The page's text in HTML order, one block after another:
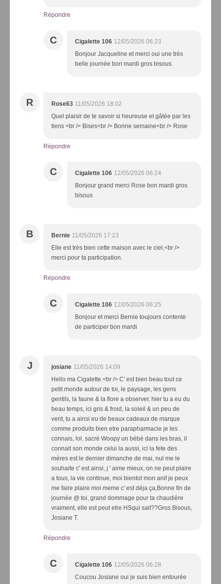
Répondre
C Cigalette 106 12/05/2026 06:23
Bonjour Jacqueline et merci oui une très
belle journée bon mardi gros bisous
R Rose63 11/05/2026 18:02
Quel plaisir de te savoir si heureuse et gâtée par les
tiens <br /> Bises<br /> Bonne semaine<br /> Rose
Répondre
C Cigalette 106 12/05/2026 06:24
Bonjour grand merci Rose bon mardi gros
bisous
B Bernie 11/05/2026 17:23
Elle est très bien cette maison avec le ciel,<br />
merci pour ta participation.
Répondre
C Cigalette 106 12/05/2026 06:25
Bonjour et merci Bernie toujours contente
de participer bon mardi
J josiane 11/05/2026 14:09
Hello ma Cigalette.<br /> C' est bien beau tout ce
petit monde autour de toi, le paysage, les gens
gentils, la faune & la flore a observer, hier tu a eu du
beau temps, ici gris & froid, la soleil & un peu de
vent, tu a ainsi eu de beaux cadeaux de marque
comme produits bien etre parapharmacie je les
connais, lol. sacré Woopy un bébé dans les bras, il
connait son monde celui la aussi, ici la fete des
mères est le dernier dimanche de mai, nul me le
souhaite c' est ainsi, j ' aime mieux, on ne peut plaire
a tous, la vie continue, moi bientot mon anif je peux
me faire plaire moi meme c' est déja ça,Bonne fin de
journée @ toi, grand dommage pour ta chaudière
vraiment, elle est peut etre HSqui sait??Gros Bisous,
Josiane T.
Répondre
C Cigalette 106 12/05/2026 06:28
Coucou Josiane oui je suis bien entourée